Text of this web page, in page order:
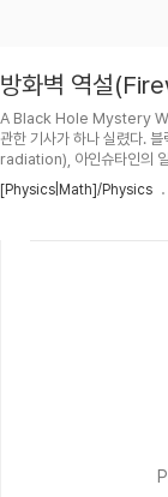
방화벽 역설
리
A Black Hole Mystery
관한 기사가 하나 실렸다.
radiation), 아인슈타인의
entanglement), 방화벽
Donald Marolf, James
[Physics|Math]/Physics